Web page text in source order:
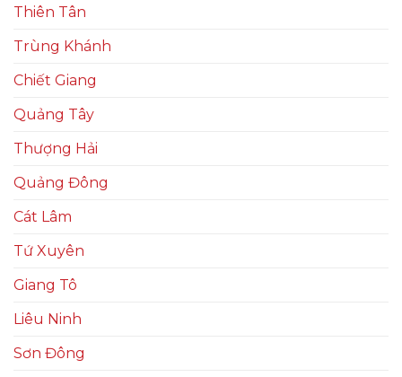
Thiên Tân
Trùng Khánh
Chiết Giang
Quảng Tây
Thượng Hải
Quảng Đông
Cát Lâm
Tứ Xuyên
Giang Tô
Liêu Ninh
Sơn Đông